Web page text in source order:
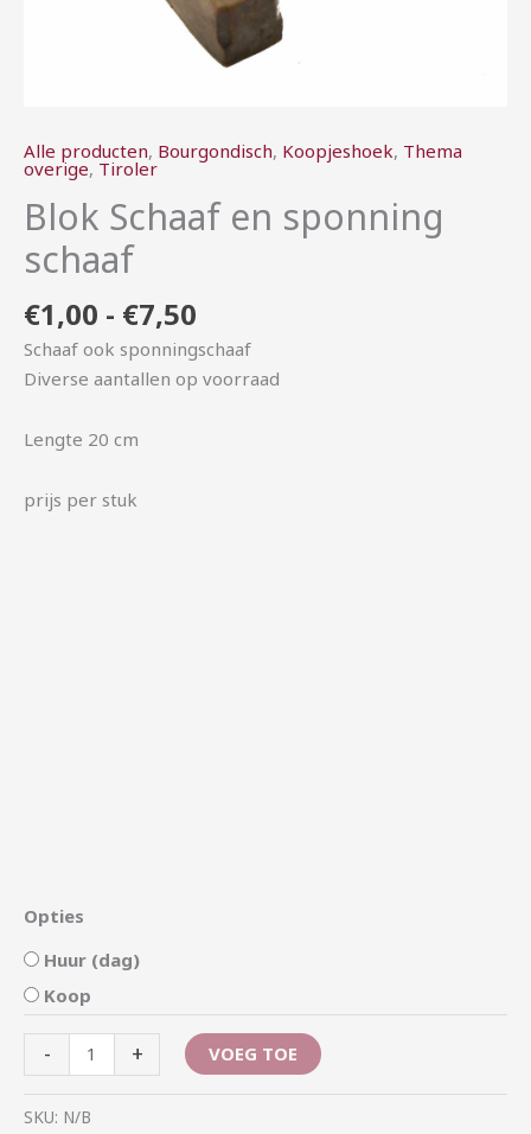
Alle producten, Bourgondisch, Koopjeshoek, Thema
overige, Tiroler
Blok Schaaf en sponning
schaaf
€1,00 - €7,50
Schaaf ook sponningschaaf
Diverse aantallen op voorraad
Lengte 20 cm
prijs per stuk
Opties
Huur (dag)
Koop
- + VOEG TOE
SKU: N/B